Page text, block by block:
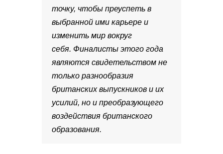
точку, чтобы преуспеть в
выбранной ими карьере и
изменить мир вокруг
себя. Финалисты этого года
являются свидетельством не
только разнообразия
британских выпускников и их
усилий, но и преобразующего
воздействия британского
образования.